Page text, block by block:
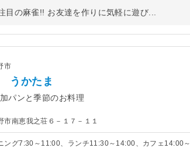
の麻雀!! お友達を作りに気軽に遊び...
市
うかたま
パンと季節のお料理
市南恵我之荘６－１７－１１
ング7:30～11:00、ランチ11:30～14:00、カフェ14:00～